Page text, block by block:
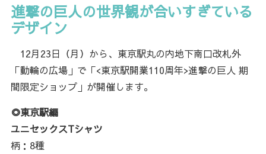
進撃の巨人の世界観が合いすぎている
デザイン
12月23日（月）から、東京駅丸の内地下南口改札外
「動輪の広場」で「<東京駅開業110周年>進撃の巨人 期
間限定ショップ」が開催します。
◎東京駅編
ユニセックスTシャツ
柄：8種